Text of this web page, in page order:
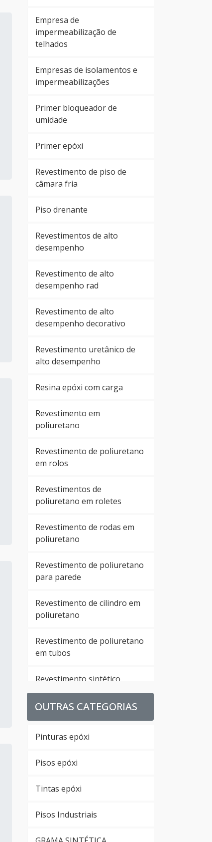
Empresa de
impermeabilização de
telhados
Empresas de isolamentos e
impermeabilizações
Primer bloqueador de
umidade
Primer epóxi
Revestimento de piso de
câmara fria
Piso drenante
Revestimentos de alto
desempenho
Revestimento de alto
desempenho rad
Revestimento de alto
desempenho decorativo
Revestimento uretânico de
alto desempenho
Resina epóxi com carga
Revestimento em
poliuretano
Revestimento de poliuretano
em rolos
Revestimentos de
poliuretano em roletes
Revestimento de rodas em
poliuretano
Revestimento de poliuretano
para parede
Revestimento de cilindro em
poliuretano
Revestimento de poliuretano
em tubos
Revestimento sintético
poliuretano
poliuretano para pisos
Revestimento uretano
Empresa de revestimento
OUTRAS CATEGORIAS
Pinturas epóxi
Pisos epóxi
Tintas epóxi
Pisos Industriais